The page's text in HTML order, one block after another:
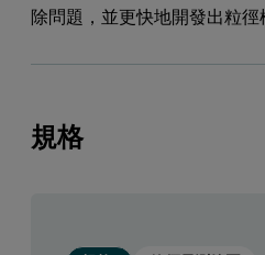
除問題，並更快地開發出粒
規格